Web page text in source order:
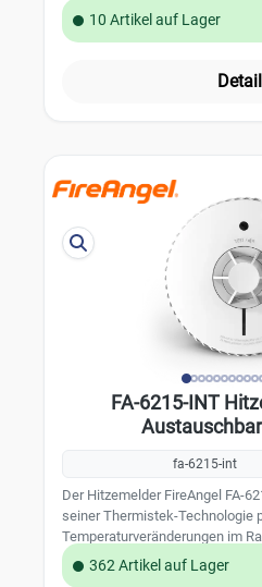
Melder (40 mm Durchmesser)
Temperatur von 58°C oder
ausgestattet und einfach zu
Clip Technology" Multifunktionsknopf für Meldertest und
Stummschaltung mit integrierter 10-Jahres-
BatterieTechnische Daten: Warnton: mind. 85 dBA / 3 m
Alarmierung: bei 58° oder bei
Stromversorgung: 3V-
Batterielebensdauer: ca. 10 Jahre Farbe: weiß
10 Artikel auf Lager
FA-6215-INT
fa-6215-int
Der Hitzemelder FireAngel FA-
seiner Thermistek-Technologie
Temperaturveränderungen im
Thermodifferentialmelder der
Ansprechtemperatur von 54°C
362 Artikel auf Lager